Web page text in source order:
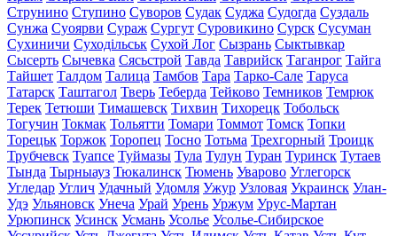
Струнино Ступино Суворов Судак Суджа Судогда Суздаль
Сунжа Суоярви Сураж Сургут Суровикино Сурск Сусуман
Сухиничи Суходільськ Сухой Лог Сызрань Сыктывкар
Сысерть Сычевка Сясьстрой Тавда Таврийск Таганрог Тайга
Тайшет Талдом Талица Тамбов Тара Тарко-Сале Таруса
Татарск Таштагол Тверь Теберда Тейково Темников Темрюк
Терек Тетюши Тимашевск Тихвин Тихорецк Тобольск
Тогучин Токмак Тольятти Томари Томмот Томск Топки
Торецьк Торжок Торопец Тосно Тотьма Трехгорный Троицк
Трубчевск Туапсе Туймазы Тула Тулун Туран Туринск Тутаев
Тында Тырныауз Тюкалинск Тюмень Уварово Углегорск
Угледар Углич Удачный Удомля Ужур Узловая Украинск Улан-
Удэ Ульяновск Унеча Урай Урень Уржум Урус-Мартан
Урюпинск Усинск Усмань Усолье Усолье-Сибирское